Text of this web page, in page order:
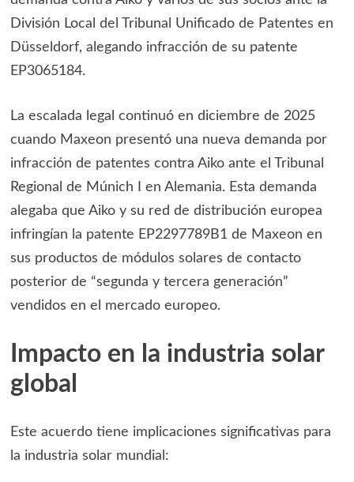
División Local del Tribunal Unificado de Patentes en
Düsseldorf, alegando infracción de su patente
EP3065184.
La escalada legal continuó en diciembre de 2025
cuando Maxeon presentó una nueva demanda por
infracción de patentes contra Aiko ante el Tribunal
Regional de Múnich I en Alemania. Esta demanda
alegaba que Aiko y su red de distribución europea
infringían la patente EP2297789B1 de Maxeon en
sus productos de módulos solares de contacto
posterior de “segunda y tercera generación”
vendidos en el mercado europeo.
Impacto en la industria solar
global
Este acuerdo tiene implicaciones significativas para
la industria solar mundial: